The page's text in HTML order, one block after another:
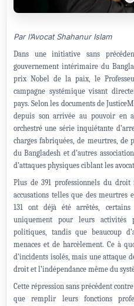
Par l’Avocat Shahanur Islam
Dans une initiative sans
gouvernement intérimaire du
prix Nobel de la paix, le
campagne systémique visant
pays. Selon les documents de
depuis son arrivée au pouvoir en
orchestré une série inquiétante
charges fabriquées, de meurtres, de
du Bangladesh et d’autres
d’attaques physiques ciblant les
Plus de 391 professionnels du
accusations telles que des meurtres
131 ont déjà été arrêtés, certains
uniquement pour leurs activités
politiques, tandis que beaucoup
menaces et de harcèlement. Ce à
d’incidents isolés, mais une attaque
droit et l’indépendance même du
Cette répression sans précédent
que remplir leurs fonctions